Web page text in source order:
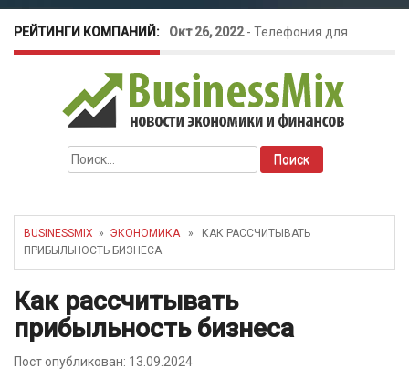
РЕЙТИНГИ КОМПАНИЙ: Окт 26, 2022- Телефония для
amoCRM: лучшие инструменты для
бизнеса
-Курсовые колебания:
как защитить свой бизнес?
Найти:
BUSINESSMIX » ЭКОНОМИКА» КАК РАССЧИТЫВАТЬ
ПРИБЫЛЬНОСТЬ БИЗНЕСА
Как рассчитывать
прибыльность бизнеса
Пост опубликован: 13.09.2024